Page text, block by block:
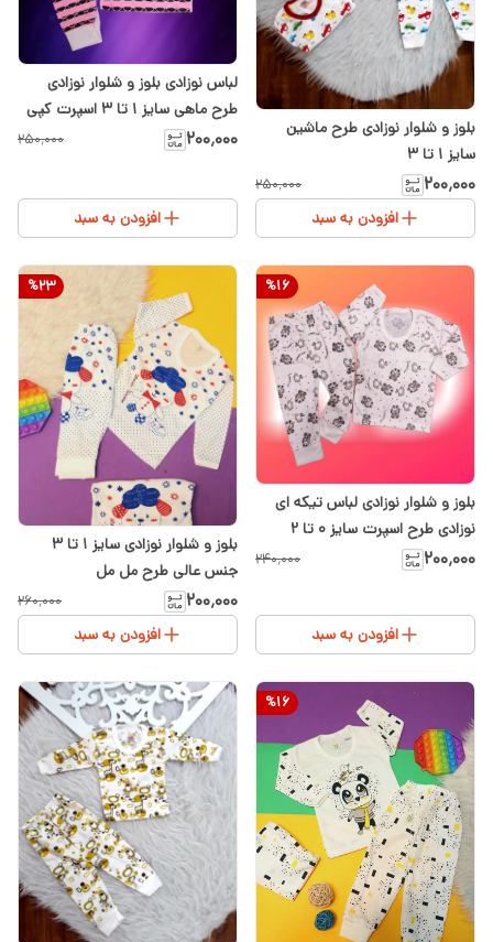
بلوز و شلوار نوزادی طرح ماشین
سایز ۱ تا ۳
۲۰۰٬۰۰۰ ۲۵۰٬۰۰۰
افزودن به سبد
لباس نوزادی بلوز و شلوار نوزادی
طرح ماهی سایز ۱ تا ۳ اسپرت کپی
۲۰۰٬۰۰۰ ۲۵۰٬۰۰۰
افزودن به سبد
%16
بلوز و شلوار نوزادی لباس تیکه ای
نوزادی طرح اسپرت سایز ۰ تا ۲
۲۰۰٬۰۰۰ ۲۴۰٬۰۰۰
افزودن به سبد
%23
بلوز و شلوار نوزادی سایز ۱ تا ۳
جنس عالی طرح مل مل
۲۰۰٬۰۰۰ ۲۶۰٬۰۰۰
افزودن به سبد
%16